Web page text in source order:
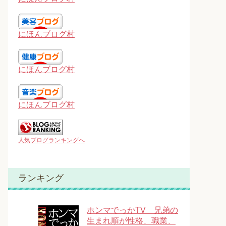
にほんブログ村
にほんブログ村
にほんブログ村
人気ブログランキングへ
ランキング
ホンマでっかTV 兄弟の
生まれ順が性格、職業、